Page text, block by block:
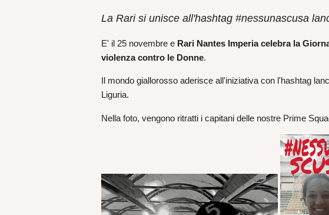
La Rari si unisce all'hashtag #nessunascusa
E' il 25 novembre e Rari Nantes Imperia celebra la
violenza contro le Donne.
Il mondo giallorosso aderisce all'iniziativa con l'hashtag
Liguria.
Nella foto, vengono ritratti i capitani delle nostre Prime